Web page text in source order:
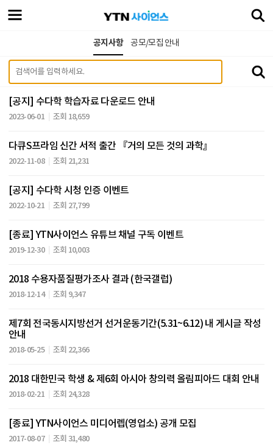
공지사항 공모/모집 안내
[공지] 수다학 학습자료 다운로드 안내
2023-06-01 조회 18,659
다큐S프라임 신간 서적 출간 『거의 모든 것의 과학』
2022-11-08 조회 21,231
[공지] 수다학 시청 인증 이벤트
2022-10-21 조회 27,799
[종료] YTN사이언스 유튜브 채널 구독 이벤트
2019-12-30 조회 10,003
2018 수용자품질평가조사 결과 (한국갤럽)
2018-12-14 조회 9,347
제7회 전국동시지방선거 선거운동기간(5.31~6.12) 내 게시글 작성
안내
2018-05-25 조회 22,366
2018 대한민국 학생 & 제6회 아시아 창의력 올림피아드 대회 안내
2018-02-21 조회 24,328
[종료] YTN사이언스 미디어렙(영업소) 공개 모집
2017-08-07 조회 31,480